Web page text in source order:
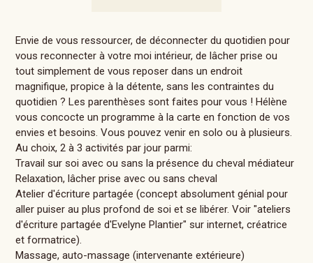
Envie de vous ressourcer, de déconnecter du quotidien pour
vous reconnecter à votre moi intérieur, de lâcher prise ou
tout simplement de vous reposer dans un endroit
magnifique, propice à la détente, sans les contraintes du
quotidien ? Les parenthèses sont faites pour vous ! Hélène
vous concocte un programme à la carte en fonction de vos
envies et besoins. Vous pouvez venir en solo ou à plusieurs.
Au choix, 2 à 3 activités par jour parmi:
Travail sur soi avec ou sans la présence du cheval médiateur
Relaxation, lâcher prise avec ou sans cheval
Atelier d'écriture partagée (concept absolument génial pour
aller puiser au plus profond de soi et se libérer. Voir "ateliers
d'écriture partagée d'Evelyne Plantier" sur internet, créatrice
et formatrice).
Massage, auto-massage (intervenante extérieure)